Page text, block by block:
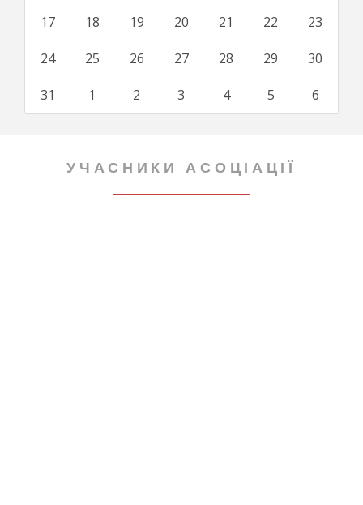
17 18 19 20 21 22 23
24 25 26 27 28 29 30
31 1 2 3 4 5 6
УЧАСНИКИ АСОЦІАЦІЇ